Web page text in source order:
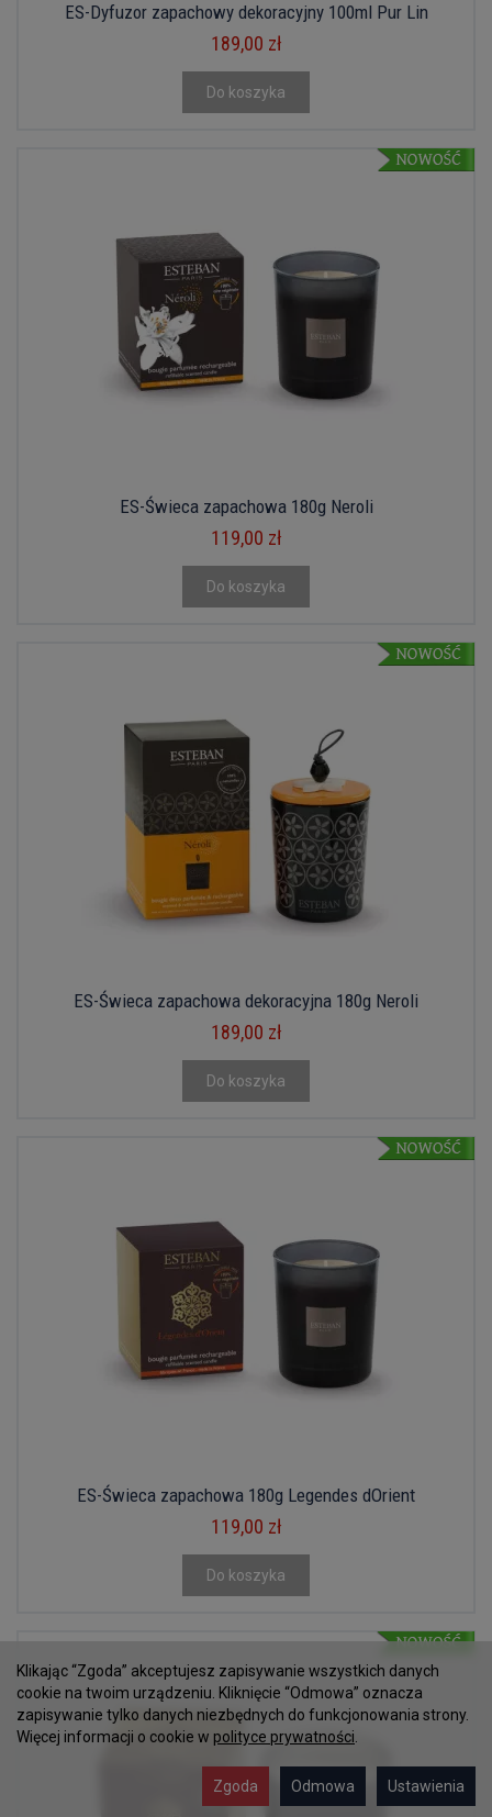
ES-Dyfuzor zapachowy dekoracyjny 100ml Pur Lin
189,00 zł
Do koszyka
ES-Świeca zapachowa 180g Neroli
119,00 zł
Do koszyka
ES-Świeca zapachowa dekoracyjna 180g Neroli
189,00 zł
Do koszyka
ES-Świeca zapachowa 180g Legendes dOrient
119,00 zł
Do koszyka
Klikając “Zgoda” akceptujesz zapisywanie wszystkich danych
cookie na twoim urządzeniu. Kliknięcie “Odmowa” oznacza
zapisywanie tylko danych niezbędnych do funkcjonowania strony.
Więcej informacji o cookie w polityce prywatności
Ustawienia
Odmowa
Zgoda